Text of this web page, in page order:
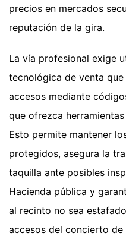
precios en mercados
reputación de la gira.
La vía profesional exige
tecnológica de venta
accesos mediante
que ofrezca
Esto permite mantener
protegidos, asegura la
taquilla ante posibles
Hacienda pública y
al recinto no sea
accesos del concierto de